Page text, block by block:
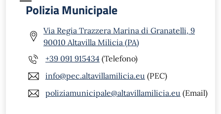
Polizia Municipale
Via Regia Trazzera Marina di Granatelli, 9
90010 Altavilla Milicia (PA)
+39 091 915434 (Telefono)
info@pec.altavillamilicia.eu (PEC)
poliziamunicipale@altavillamilicia.eu (Email)